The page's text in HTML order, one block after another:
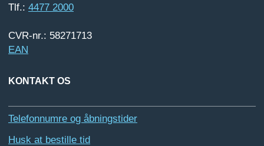
Tlf.: 4477 2000
CVR-nr.: 58271713
EAN
KONTAKT OS
Telefonnumre og åbningstider
Husk at bestille tid